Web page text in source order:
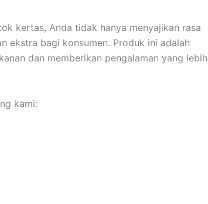
kertas, Anda tidak hanya menyajikan rasa
ekstra bagi konsumen. Produk ini adalah
dan memberikan pengalaman yang lebih
kami: